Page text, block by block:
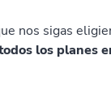
nos sigas
los planes